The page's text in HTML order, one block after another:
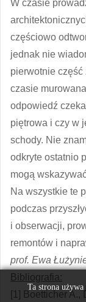
W czasie
częściowo
jednak nie
pierwotnie część
czasie
odpowiedź
piętrowa i czy w
schody. Nie
odkryte ostatnio
mogą
Na wszystkie te
podczas
i obserwacji,
remontów i
prof. Ewa
Bibliografia:
[1] Boetticher
Ta strona